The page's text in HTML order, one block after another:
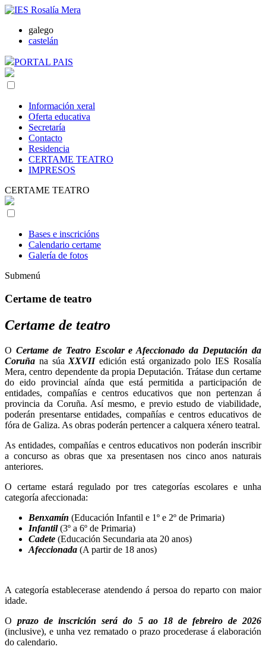
galego
castelán
PORTAL PAIS
Información xeral
Oferta educativa
Secretaría
Contacto
Residencia
CERTAME TEATRO
IMPRESOS
CERTAME TEATRO
Bases e inscricións
Calendario certame
Galería de fotos
Submenú
Certame de teatro
Certame de teatro
O Certame de Teatro Escolar e Afeccionado da Deputación da
Coruña na súa XXVIIedición está organizado polo IES Rosalía
Mera, centro dependente da propia Deputación. Trátase dun certame
do eido provincial aínda que está permitida a participación de
entidades, compañías e centros educativos que non pertenzan á
provincia da Coruña. Así mesmo, e previo estudo de viabilidade,
poderán presentarse entidades, compañías e centros educativos de
fóra de Galiza. As obras poderán pertencer a calquera xénero teatral.
As entidades, compañías e centros educativos non poderán inscribir
a concurso as obras que xa presentasen nos cinco anos naturais
anteriores.
O certame estará regulado por tres categorías escolares e unha
categoría afeccionada:
Benxamín (Educación Infantil e 1º e 2º de Primaria)
Infantil(3º a 6º de Primaria)
Cadete (Educación Secundaria ata 20 anos)
Afeccionada (A partir de 18 anos)
A categoría establecerase atendendo á persoa do reparto con maior
idade.
Oprazo de inscrición será do 5 ao 18 de febreiro de 2026
(inclusive), e unha vez rematado o prazo procederase á elaboración
do calendario.